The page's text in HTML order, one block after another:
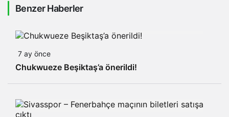
açıklaması!
Benzer Haberler
7 ay önce
Chukwueze Beşiktaş’a önerildi!